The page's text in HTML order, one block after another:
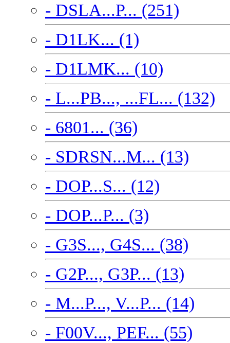
- DSLA...P... (251)
- D1LK... (1)
- D1LMK... (10)
- L...PB..., ...FL... (132)
- 6801... (36)
- SDRSN...M... (13)
- DOP...S... (12)
- DOP...P... (3)
- G3S..., G4S... (38)
- G2P..., G3P... (13)
- M...P..., V...P... (14)
- F00V..., PEF... (55)